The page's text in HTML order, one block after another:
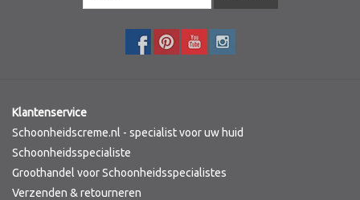
Fusion Meso
PCA SKINCARE
Klantenservice
Schoonheidscreme.nl - specialist voor uw huid
Schoonheidsspecialiste
Groothandel voor Schoonheidsspecialistes
Verzenden & retourneren